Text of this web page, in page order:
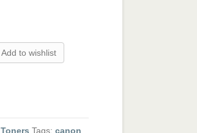
Add to wishlist
Toners Tags: canon